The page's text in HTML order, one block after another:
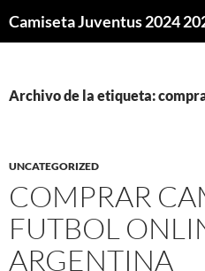
Archivo de la etiqueta:
UNCATEGORIZED
COMPRAR
FUTBOL
ARGENTINA